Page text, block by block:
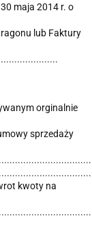
maja 2014 r. o
lub Faktury
orginalnie
sprzedaży
kwoty na